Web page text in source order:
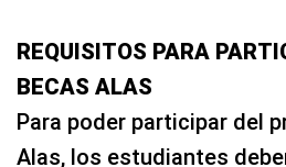
REQUISITOS PARA
BECAS ALAS
Para poder participar del
Alas, los estudiantes